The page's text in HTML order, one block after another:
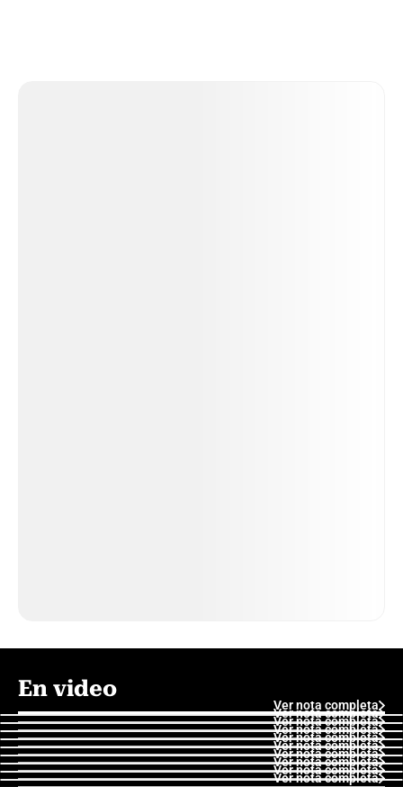
En video
Ver nota completa
Ver nota completa
Ver nota completa
Ver nota completa
Ver nota completa
Ver nota completa
Ver nota completa
Ver nota completa
Ver nota completa
Ver nota completa